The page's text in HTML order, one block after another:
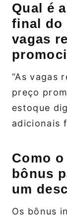
Qual é
final do
vagas
“As vagas
preço
estoque
adicionais
Como
bônus
um
Os bônus